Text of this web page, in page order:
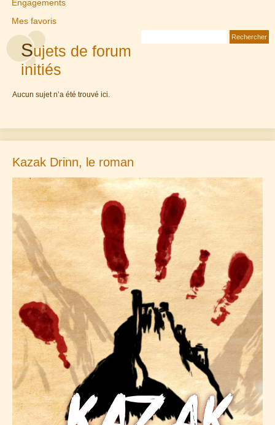
Engagements
Mes favoris
Sujets de forum
initiés
Aucun sujet n’a été trouvé ici.
Kazak Drinn, le roman